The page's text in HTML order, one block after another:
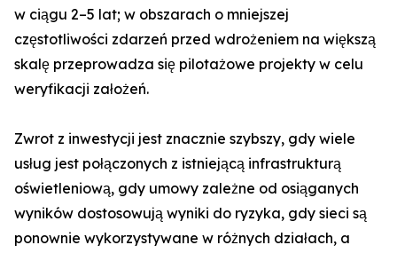
w ciągu 2–5 lat; w obszarach o mniejszej
częstotliwości zdarzeń przed wdrożeniem na większą
skalę przeprowadza się pilotażowe projekty w celu
weryfikacji założeń.
Zwrot z inwestycji jest znacznie szybszy, gdy wiele
usług jest połączonych z istniejącą infrastrukturą
oświetleniową, gdy umowy zależne od osiąganych
wyników dostosowują wyniki do ryzyka, gdy sieci są
ponownie wykorzystywane w różnych działach, a